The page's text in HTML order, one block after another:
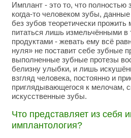
Имплант - это то, что полностью
когда-то человеком зубы,
без зубов теоретически прожить
питаться лишь измельчёнными в
продуктами - жевать ему всё
нуля» не поставит себе зубные
выполненные зубные протезы
белизну улыбки, и лишь
взгляд человека, постоянно и
приглядывающегося к мелочам,
искусственные зубы.
Что представляет из себя
имплантология?